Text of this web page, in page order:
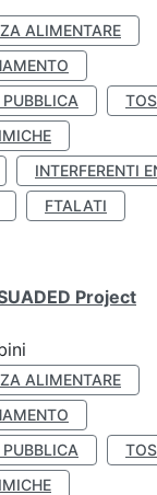
ALIMENTARE
INTERFERENTI
FTALATI
Project
ALIMENTARE